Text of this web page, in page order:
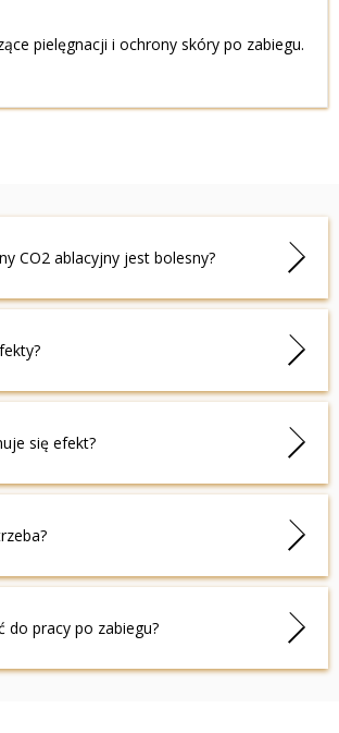
pielęgnacji i ochrony skóry po zabiegu.
CO2 ablacyjny jest bolesny?
miejscowemu zabieg jest dobrze
są po kilku dniach, a pełne
się efekt?
CO2 mogą utrzymywać się nawet
zwykle zaleca się serię 2 - 3
do pracy po zabiegu?